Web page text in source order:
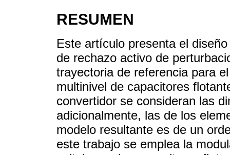
RESUMEN
Este artículo presenta el
de rechazo activo de
trayectoria de referencia para
multinivel de capacitores
convertidor se consideran las
adicionalmente, las de los
modelo resultante es de un
este trabajo se emplea la